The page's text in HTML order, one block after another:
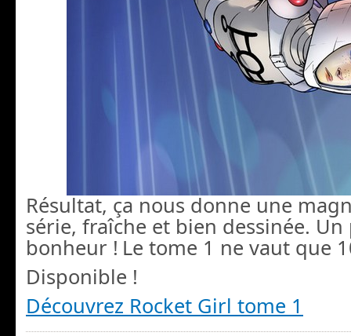
Résultat, ça nous donne une
série, fraîche et bien dessinée. Un
bonheur ! Le tome 1 ne vaut que
Disponible !
Découvrez Rocket Girl tome 1